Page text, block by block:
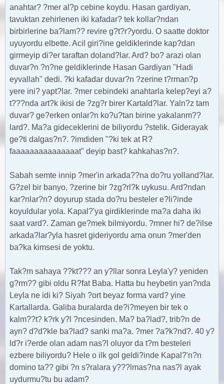
anahtar? ?mer al?p cebine koydu. Hasan gardiyan,
tavuktan zehirlenen iki kafadar? tek kollar?ndan
birbirlerine ba?lam?? revire g?t?r?yordu. O saatte doktor
uyuyordu elbette. Acil giri?ine geldiklerinde kap?dan
girmeyip di?er taraftan doland?lar. Ard? bo? arazi olan
duvar?n ?n?ne geldiklerinde Hasan Gardiyan "Hadi
eyvallah" dedi. ?ki kafadar duvar?n ?zerine t?rman?p
yere ini? yapt?lar. ?mer cebindeki anahtarla kelep?eyi a?
t???nda art?k ikisi de ?zg?r birer Kartald?lar. Yaln?z tam
duvar? ge?erken onlar?n ko?u?tan birine yakalanm??
lard?. Ma?a gideceklerini de biliyordu ?stelik. Giderayak
ge?ti dalgas?n?. ?imdiden "?ki tek at R?
faaaaaaaaaaaaaaat" deyip bast? kahkahas?n?.
Sabah semte innip ?mer'in arkada??na do?ru yolland?lar.
G?zel bir banyo, ?zerine bir ?zg?rl?k uykusu. Ard?ndan
kar?nlar?n? doyurup stada do?ru besteler e?li?inde
koyuldular yola. Kapal?'ya girdiklerinde ma?a daha iki
saat vard?. Zaman ge?mek bilmiyordu. ?mner hi? de?ilse
arkada?lar?yla hasret gideriyordu ama onun ?mer'den
ba?ka kimsesi de yoktu.
Tak?m sahaya ??kt??? an y?llar sonra Leyla'y? yeniden
g?rm?? gibi oldu R?fat Baba. Hatta bu heybetin yan?nda
Leyla ne idi ki? Siyah ?ort beyaz forma vard? yine
Kartallarda. Galiba buralarda de?i?meyen bir tek o
kalm??t? k?rk y?l ?ncesinden. Ma? ba?lad?, trib?n de
ayn? d?d?kle ba?lad? sanki ma?a. ?mer ?a?k?nd?. 40 y?
ld?r i?erde olan adam nas?l oluyor da t?m besteleri
ezbere biliyordu? Hele o ilk gol geldi?inde Kapal?'n?n
domino ta?? gibi ?n s?ralara y???lmas?na nas?l ayak
uydurmu?tu bu adam?